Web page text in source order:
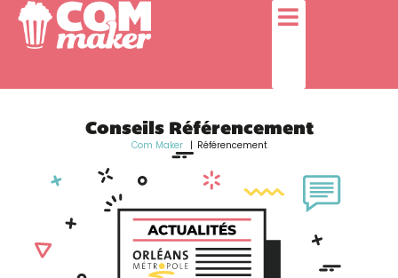
Conseils Référencement
Com Maker Référencement